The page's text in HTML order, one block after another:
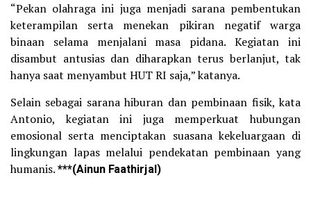
“Pekan olahraga ini juga menjadi sarana pembentukan
keterampilan serta menekan pikiran negatif warga
binaan selama menjalani masa pidana. Kegiatan ini
disambut antusias dan diharapkan terus berlanjut, tak
hanya saat menyambut HUT RI saja,” katanya.
Selain sebagai sarana hiburan dan pembinaan fisik, kata
Antonio, kegiatan ini juga memperkuat hubungan
emosional serta menciptakan suasana kekeluargaan di
lingkungan lapas melalui pendekatan pembinaan yang
humanis.***(Ainun Faathirjal)